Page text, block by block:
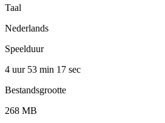
Taal
Nederlands
Speelduur
4 uur 53 min 17 sec
Bestandsgrootte
268 MB